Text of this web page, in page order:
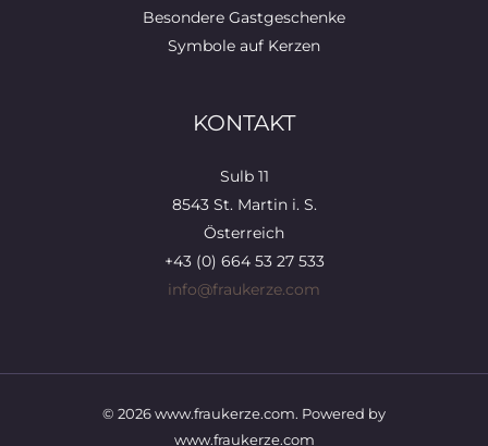
Besondere Gastgeschenke
Symbole auf Kerzen
KONTAKT
Sulb 11
8543 St. Martin i. S.
Österreich
+43 (0) 664 53 27 533
info@fraukerze.com
© 2026 www.fraukerze.com. Powered by
www.fraukerze.com